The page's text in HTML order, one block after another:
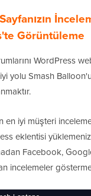
Görüntüleme
WordPress
yolu Smash
en iyi müşteri
eklentisi
Facebook,
incelemeler